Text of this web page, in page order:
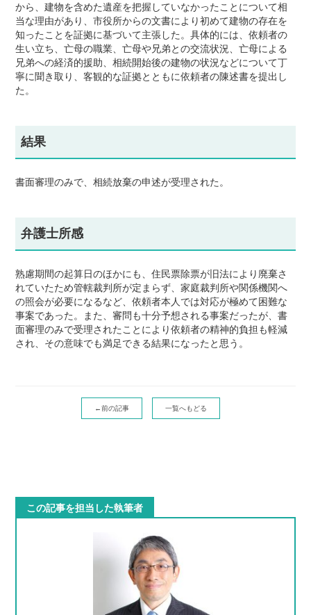
から、建物を含めた遺産を把握していなかったことについて相
当な理由があり、市役所からの文書により初めて建物の存在を
知ったことを証拠に基づいて主張した。具体的には、依頼者の
生い立ち、亡母の職業、亡母や兄弟との交流状況、亡母による
兄弟への経済的援助、相続開始後の建物の状況などについて丁
寧に聞き取り、客観的な証拠とともに依頼者の陳述書を提出し
た。
結果
書面審理のみで、相続放棄の申述が受理された。
弁護士所感
熟慮期間の起算日のほかにも、住民票除票が旧法により廃棄さ
れていたため管轄裁判所が定まらず、家庭裁判所や関係機関へ
の照会が必要になるなど、依頼者本人では対応が極めて困難な
事案であった。また、審問も十分予想される事案だったが、書
面審理のみで受理されたことにより依頼者の精神的負担も軽減
され、その意味でも満足できる結果になったと思う。
←前の記事 一覧へもどる
この記事を担当した執筆者